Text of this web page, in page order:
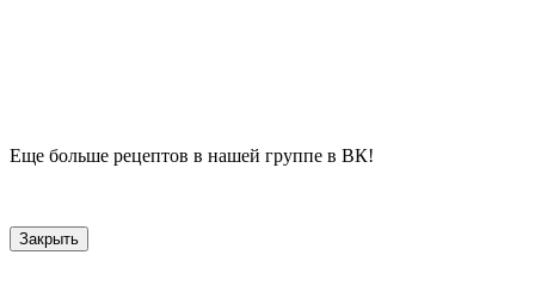
Еще больше рецептов в нашей группе в ВК!
Закрыть